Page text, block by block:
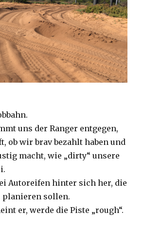
uns der Ranger entgegen,
ob wir brav bezahlt haben und
macht, wie „dirty“ unsere
Autoreifen hinter sich her, die
planieren sollen.
er, werde die Piste „rough“.